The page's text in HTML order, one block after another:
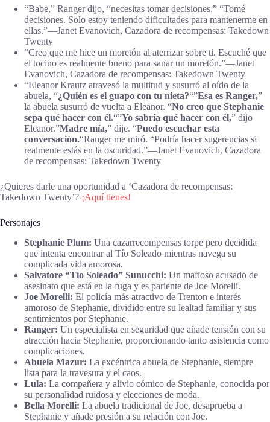
“Babe,” Ranger dijo, “necesitas tomar decisiones.” “Tomé
decisiones. Solo estoy teniendo dificultades para mantenerme en
ellas.”―Janet Evanovich, Cazadora de recompensas: Takedown
Twenty
“Creo que me hice un moretón al aterrizar sobre ti. Escuché que
el tocino es realmente bueno para sanar un moretón.”―Janet
Evanovich, Cazadora de recompensas: Takedown Twenty
“Eleanor Krautz atravesó la multitud y susurró al oído de la
abuela, “¿Quién es el guapo con tu nieta?“”Esa es Ranger,”
la abuela susurró de vuelta a Eleanor. “No creo que Stephanie
sepa qué hacer con él.“”Yo sabría qué hacer con él,” dijo
Eleanor.”Madre mía,” dije. “Puedo escuchar esta
conversación.“Ranger me miró. “Podría hacer sugerencias si
realmente estás en la oscuridad.”―Janet Evanovich, Cazadora
de recompensas: Takedown Twenty
¿Quieres darle una oportunidad a ‘Cazadora de recompensas:
Takedown Twenty’? ¡Aquí tienes!
Personajes
Stephanie Plum: Una cazarrecompensas torpe pero decidida
que intenta encontrar al Tío Soleado mientras navega su
complicada vida amorosa.
Salvatore “Tío Soleado” Sunucchi: Un mafioso acusado de
asesinato que está en la fuga y es pariente de Joe Morelli.
Joe Morelli: El policía más atractivo de Trenton e interés
amoroso de Stephanie, dividido entre su lealtad familiar y sus
sentimientos por Stephanie.
Ranger: Un especialista en seguridad que añade tensión con su
atracción hacia Stephanie, proporcionando tanto asistencia como
complicaciones.
Abuela Mazur: La excéntrica abuela de Stephanie, siempre
lista para la travesura y el caos.
Lula: La compañera y alivio cómico de Stephanie, conocida por
su personalidad ruidosa y elecciones de moda.
Bella Morelli: La abuela tradicional de Joe, desaprueba a
Stephanie y añade presión a su relación con Joe.